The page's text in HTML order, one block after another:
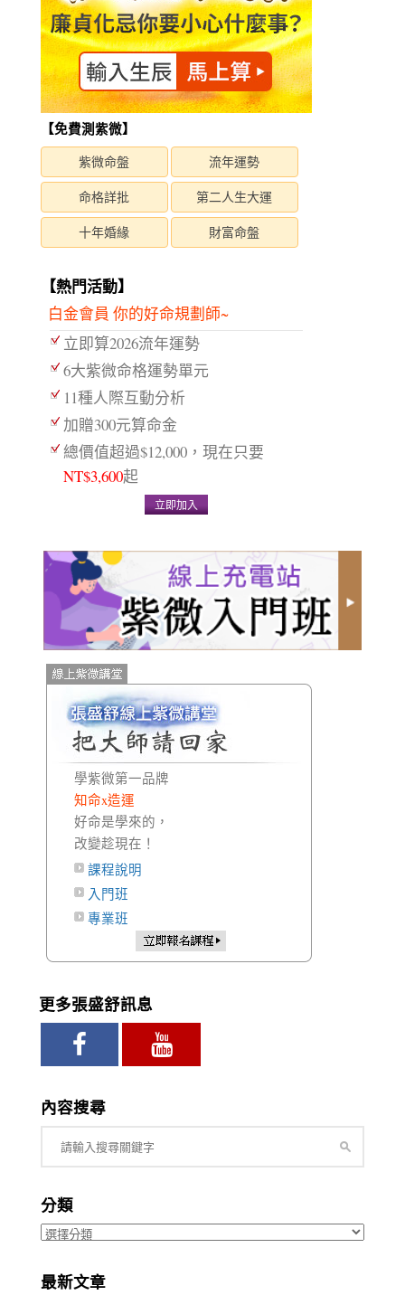
【免費測紫微】
紫微命盤 流年運勢
命格詳批 第二人生大運
十年婚緣 財富命盤
【熱門活動】
白金會員 你的好命規劃師~
立即算2026流年運勢
6大紫微命格運勢單元
11種人際互動分析
加贈300元算命金
總價值超過$12,000，現在只要
NT$3,600起
立即加入
學紫微第一品牌
知命x造運
好命是學來的，
改變趁現在！
課程說明
入門班
專業班
更多張盛舒訊息
內容搜尋
分類
分
最新文章